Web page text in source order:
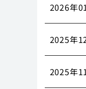
2026年
2025年
2025年